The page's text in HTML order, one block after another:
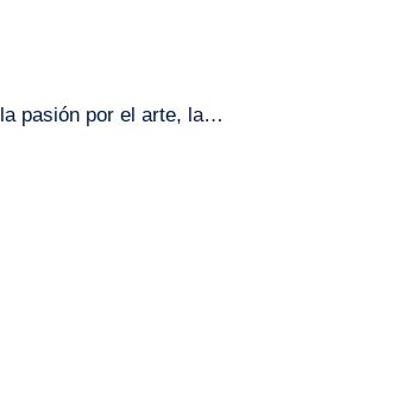
la pasión por el arte, la…